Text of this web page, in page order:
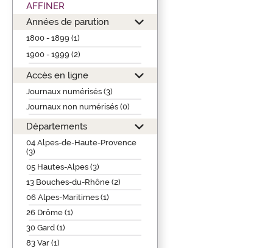
AFFINER
Années de parution
1800 - 1899 (1)
1900 - 1999 (2)
Accès en ligne
Journaux numérisés (3)
Journaux non numérisés (0)
Départements
04 Alpes-de-Haute-Provence
(3)
05 Hautes-Alpes (3)
13 Bouches-du-Rhône (2)
06 Alpes-Maritimes (1)
26 Drôme (1)
30 Gard (1)
83 Var (1)